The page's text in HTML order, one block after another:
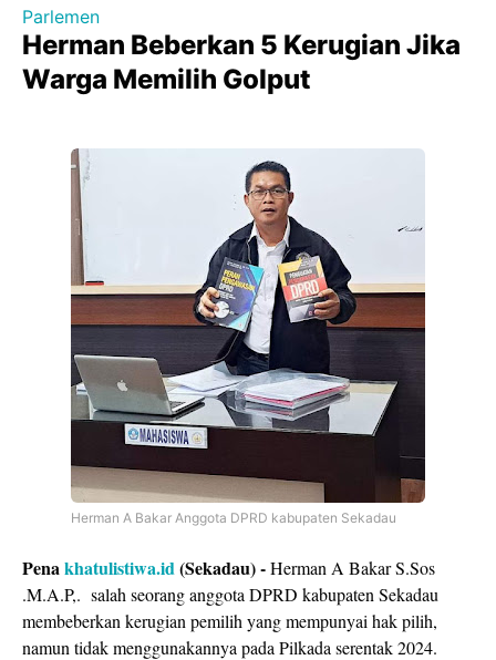
Parlemen
Herman Beberkan 5 Kerugian Jika
Warga Memilih Golput
Herman A Bakar Anggota DPRD kabupaten Sekadau
Penakhatulistiwa.id(Sekadau) -Herman A Bakar S.Sos
.M.A.P,. salah seorang anggota DPRD kabupaten Sekadau
membeberkan kerugian pemilih yang mempunyai hak pilih,
namun tidak menggunakannya pada Pilkada serentak 2024.